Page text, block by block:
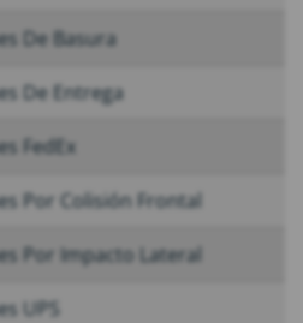
De Basura
De Entrega
FedEx
Por Colisión Frontal
Por Impacto Lateral
UPS